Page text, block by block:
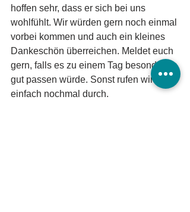
hoffen sehr, dass er sich bei uns
wohlfühlt. Wir würden gern noch einmal
vorbei kommen und auch ein kleines
Dankeschön überreichen. Meldet euch
gern, falls es zu einem Tag besonders
gut passen würde. Sonst rufen wir
einfach nochmal durch.